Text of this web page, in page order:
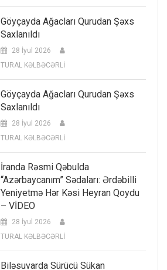
Göyçayda Ağacları Qurudan Şəxs
Saxlanıldı
28 İyul 2026
TURAL KƏLBƏCƏRLİ
Göyçayda Ağacları Qurudan Şəxs
Saxlanıldı
28 İyul 2026
TURAL KƏLBƏCƏRLİ
İranda Rəsmi Qəbulda
“Azərbaycanım” Sədaları: Ərdəbilli
Yeniyetmə Hər Kəsi Heyran Qoydu
– VİDEO
28 İyul 2026
TURAL KƏLBƏCƏRLİ
Biləsuvarda Sürücü Sükan